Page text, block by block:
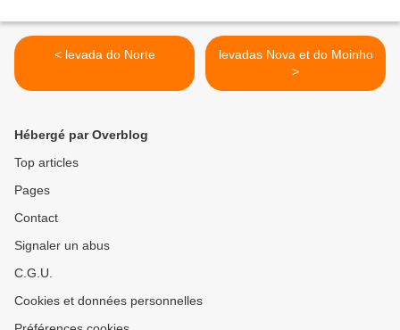
< levada do Norte
levadas Nova et do Moinho
>
Hébergé par Overblog
Top articles
Pages
Contact
Signaler un abus
C.G.U.
Cookies et données personnelles